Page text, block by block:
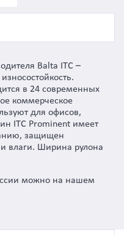
Balta ITC –
в 24 современных
коммерческое
для офисов,
ITC Prominent имеет
защищен
влаги. Ширина рулона
можно на нашем